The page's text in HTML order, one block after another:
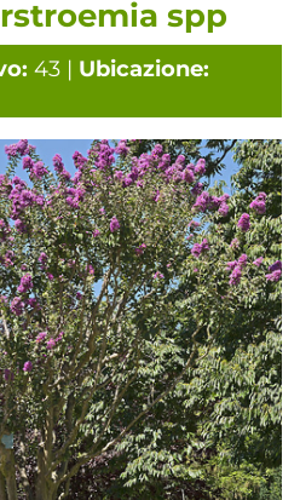
spp
43 | Ubicazione: